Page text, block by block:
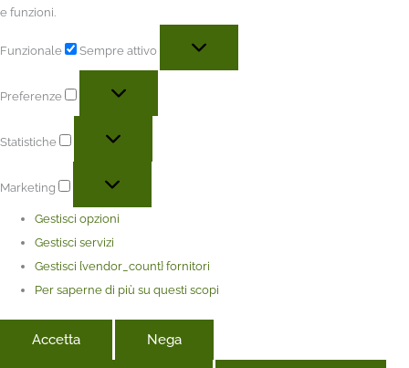
e funzioni.
Funzionale Sempre attivo
Preferenze
Statistiche
Marketing
Gestisci opzioni
Gestisci servizi
Gestisci {vendor_count} fornitori
Per saperne di più su questi scopi
Accetta Nega